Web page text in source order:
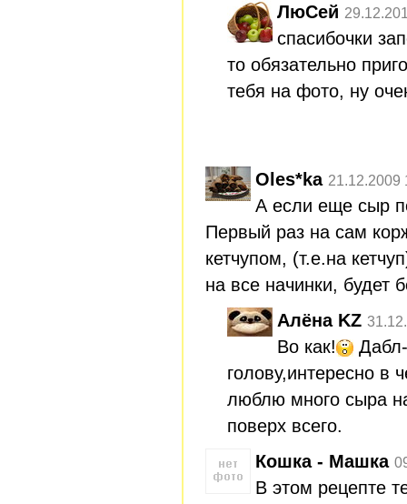
ЛюСей
спасибочки
то обязательно
тебя на фото, ну
Oles*ka 21.12.2009
А если еще сыр
Первый раз на сам
кетчупом, (т.е.на
на все начинки, будет
Алёна KZ
Во как!
голову,интересно в
люблю много сыра
поверх всего.
Кошка - Машка
В этом рецепте